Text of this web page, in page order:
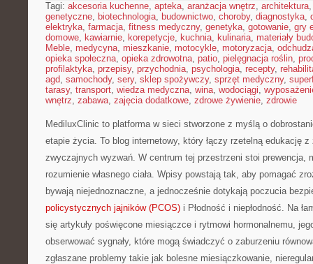
Tagi: akcesoria kuchenne, apteka, aranżacja wnętrz, architektura
genetyczne, biotechnologia, budownictwo, choroby, diagnostyka,
elektryka, farmacja, fitness medyczny, genetyka, gotowanie, gry
domowe, kawiarnie, korepetycje, kuchnia, kulinaria, materiały
Meble, medycyna, mieszkanie, motocykle, motoryzacja,
opieka społeczna, opieka zdrowotna, patio, pielęgnacja roślin,
profilaktyka, przepisy, przychodnia, psychologia, recepty,
agd, samochody, sery, sklep spożywczy, sprzęt medyczny,
tarasy, transport, wiedza medyczna, wina, wodociągi,
wnętrz, zabawa, zajęcia dodatkowe, zdrowe żywienie, zdrowie
MediluxClinic to platforma w sieci stworzone z myślą o
etapie życia. To blog internetowy, który łączy rzetelną edukację
zwyczajnych wyzwań. W centrum tej przestrzeni stoi prewencja,
rozumienie własnego ciała. Wpisy powstają tak, aby pomagać
bywają niejednoznaczne, a jednocześnie dotykają poczucia
policystycznych jajników (PCOS) i Płodność i niepłodność. Na
się artykuły poświęcone miesiączce i rytmowi hormonalnemu,
obserwować sygnały, które mogą świadczyć o zaburzeniu
zgłaszane problemy takie jak bolesne miesiączkowanie,